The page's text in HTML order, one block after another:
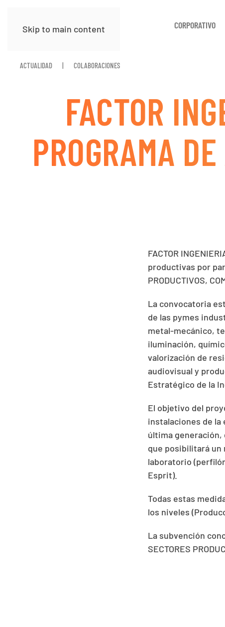
Skip to main content CORPORATIVO
ACTUALIDAD COLABORACIONES
FACTOR
PROGRAMA
FACTOR
productivas por
PRODUCTIVOS,
La convocatoria
de las pymes
metal-mecánico,
iluminación,
valorización de
audiovisual y
Estratégico de la
El objetivo del
instalaciones de la
última generación,
que posibilitará un
laboratorio
Esprit).
Todas estas
los niveles
La subvención
SECTORES